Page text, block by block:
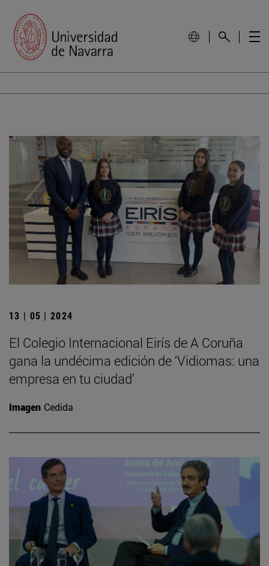
13 | 05 | 2024
El Colegio Internacional Eirís de A Coruña
gana la undécima edición de ‘Vidiomas: una
empresa en tu ciudad’
Imagen Cedida